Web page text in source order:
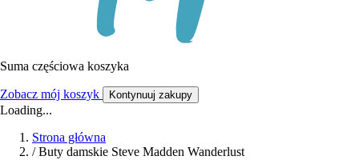
Suma częściowa koszyka
Zobacz mój koszyk Kontynuuj zakupy
Loading...
Strona główna
/ Buty damskie Steve Madden Wanderlust